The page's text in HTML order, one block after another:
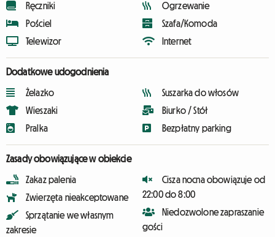
Ręczniki
Pościel
Telewizor
Ogrzewanie
Szafa/Komoda
Internet
Dodatkowe udogodnienia
Żelazko
Wieszaki
Pralka
Suszarka do włosów
Biurko / Stół
Bezpłatny parking
Zasady obowiązujące w obiekcie
Zakaz palenia
Zwierzęta nieakceptowane
Sprzątanie we własnym
zakresie
Cisza nocna obowiązuje od
22:00 do 8:00
Niedozwolone zapraszanie
gości